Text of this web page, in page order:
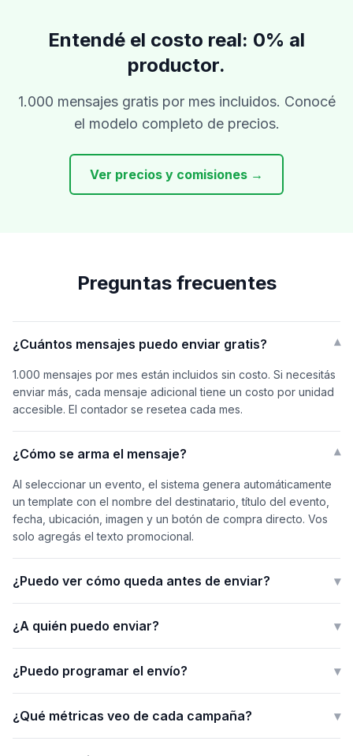
Entendé el costo real: 0% al
productor.
1.000 mensajes gratis por mes incluidos. Conocé
el modelo completo de precios.
Ver precios y comisiones →
Preguntas frecuentes
¿Cuántos mensajes puedo enviar gratis? ▾
1.000 mensajes por mes están incluidos sin costo. Si necesitás
enviar más, cada mensaje adicional tiene un costo por unidad
accesible. El contador se resetea cada mes.
¿Cómo se arma el mensaje? ▾
Al seleccionar un evento, el sistema genera automáticamente
un template con el nombre del destinatario, título del evento,
fecha, ubicación, imagen y un botón de compra directo. Vos
solo agregás el texto promocional.
¿Puedo ver cómo queda antes de enviar? ▾
¿A quién puedo enviar? ▾
¿Puedo programar el envío? ▾
¿Qué métricas veo de cada campaña? ▾